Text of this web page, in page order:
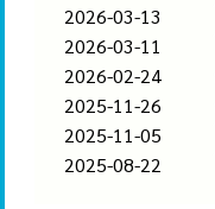
2026-03-13
2026-03-11
2026-02-24
2025-11-26
2025-11-05
2025-08-22